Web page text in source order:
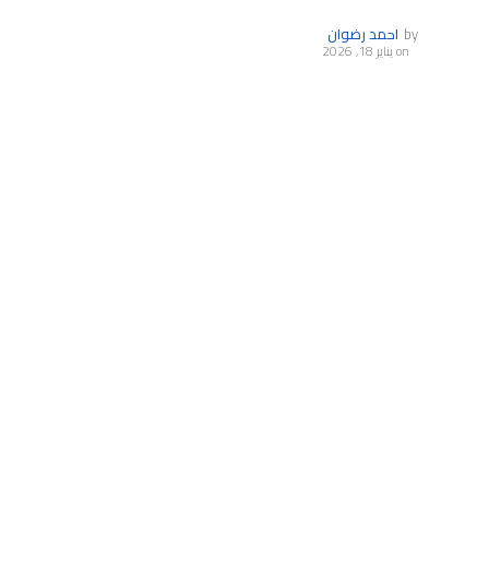
by احمد رضوان
onيناير 18, 2026